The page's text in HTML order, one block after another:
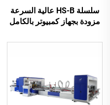
سلسلة HS-B عالية السرعة
مزودة بجهاز كمبيوتر بالكامل
تلقائية